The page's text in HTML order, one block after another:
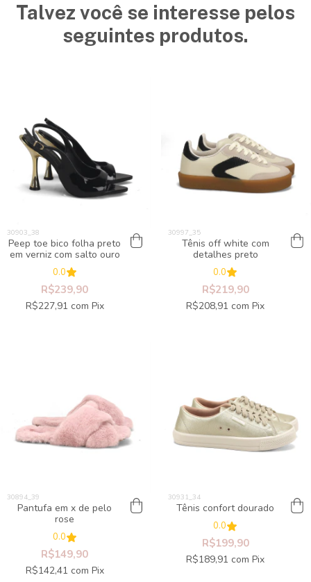
Talvez você se interesse pelos
seguintes produtos.
Peep toe bico folha preto
em verniz com salto ouro
0.0
R$239,90
R$227,91 com Pix
Tênis off white com
detalhes preto
0.0
R$219,90
R$208,91 com Pix
Pantufa em x de pelo
rose
0.0
R$149,90
R$142,41 com Pix
Tênis confort dourado
0.0
R$199,90
R$189,91 com Pix